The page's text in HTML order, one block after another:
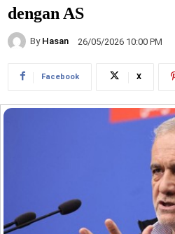
dengan AS
By Hasan 26/05/2026 10:00 PM
Facebook X